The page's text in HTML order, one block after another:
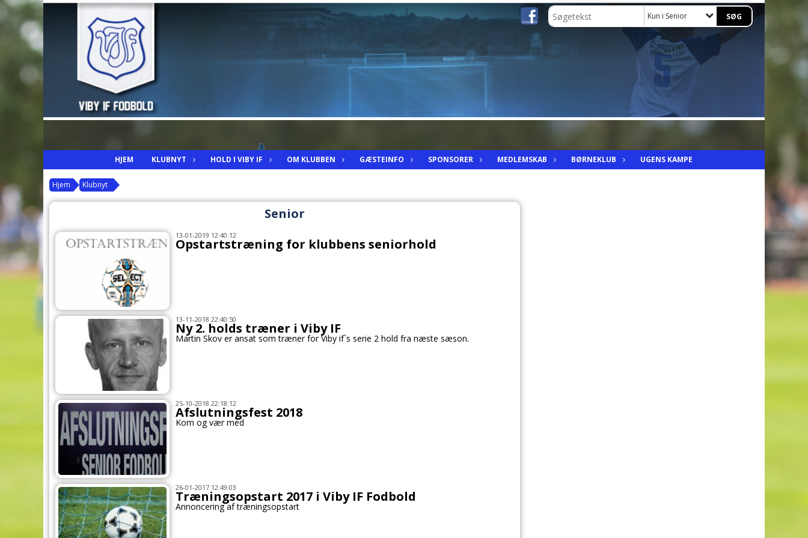
Kun i Senior
HJEM KLUBNYT HOLD I VIBY IF OM KLUBBEN GÆSTEINFO SPONSORER MEDLEMSKAB BØRNEKLUB UGENS KAMPE
Hjem Klubnyt
Senior
13-01-2019 12:40:12
Opstartstræning for klubbens seniorhold
13-11-2018 22:40:50
Ny 2. holds træner i Viby IF
Martin Skov er ansat som træner for Viby if`s serie 2 hold fra næste sæson.
25-10-2018 22:18:12
Afslutningsfest 2018
Kom og vær med
26-01-2017 12:49:03
Træningsopstart 2017 i Viby IF Fodbold
Annoncering af træningsopstart